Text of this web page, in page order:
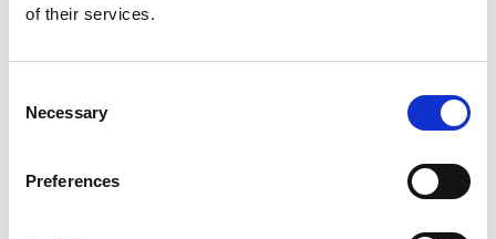
of their services.
Selection
Necessary
Preferences
níveis de colesterol e glicémia (anteriormente bastante
Questionámos a paciente quanto ao nível de satisfação
com os resultados (numa escala de 1 a 10), a paciente